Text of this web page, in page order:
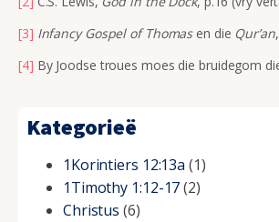
[3] Infancy Gospel of Thomasen die Qur’an
[4] By Joodse troues moes die bruidegom
Kategorieë
1Korintiers 12:13a (1)
1Timothy 1:12-17(2)
Christus (6)